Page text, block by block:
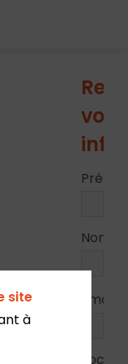
vos
Nom
Email
Société
site
à